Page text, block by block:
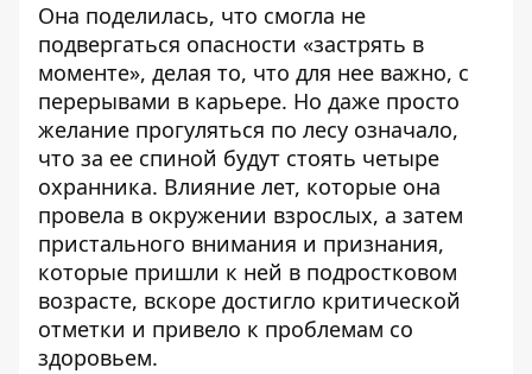
Она поделилась, что смогла не
подвергаться опасности «застрять в
моменте», делая то, что для нее важно, с
перерывами в карьере. Но даже просто
желание прогуляться по лесу означало,
что за ее спиной будут стоять четыре
охранника. Влияние лет, которые она
провела в окружении взрослых, а затем
пристального внимания и признания,
которые пришли к ней в подростковом
возрасте, вскоре достигло критической
отметки и привело к проблемам со
здоровьем.